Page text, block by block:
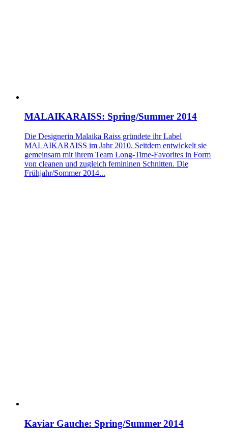
MALAIKARAISS: Spring/Summer 2014
Die Designerin Malaika Raiss gründete ihr Label
MALAIKARAISS im Jahr 2010. Seitdem entwickelt sie
gemeinsam mit ihrem Team Long-Time-Favorites in Form
von cleanen und zugleich femininen Schnitten. Die
Frühjahr/Sommer 2014...
Kaviar Gauche: Spring/Summer 2014